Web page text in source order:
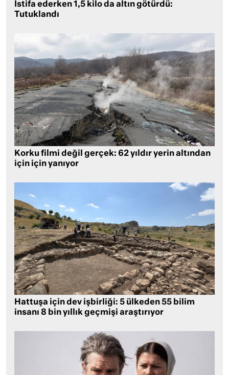
İstifa ederken 1,5 kilo da altın götürdü:
Tutuklandı
Korku filmi değil gerçek: 62 yıldır yerin altından
için için yanıyor
Hattuşa için dev işbirliği: 5 ülkeden 55 bilim
insanı 8 bin yıllık geçmişi araştırıyor